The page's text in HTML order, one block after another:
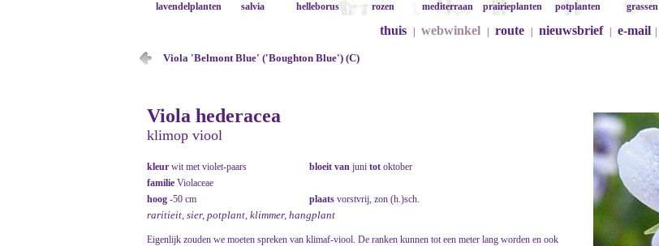
lavendelplanten salvia helleborus rozen mediterraan prairieplanten potplanten grassen
thuis webwinkel route nieuwsbrief e-mail
Viola 'Belmont Blue' ('Boughton Blue') (C)
Viola hederacea
klimop viool
kleur wit met violet-paars bloeit van juni tot oktober
familie Violaceae
hoog -50 cm plaats vorstvrij, zon (h.)sch.
raritieit, sier, potplant, klimmer, hangplant
Eigenlijk zouden we moeten spreken van klimaf-viool. De ranken kunnen tot een meter lang worden en ook